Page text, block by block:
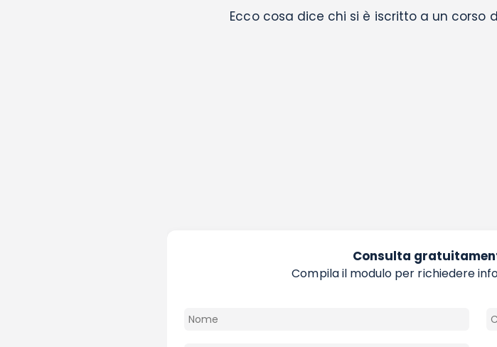
Ecco cosa dice chi si è iscritto a un corso
Consulta
Compila il modulo per richiedere